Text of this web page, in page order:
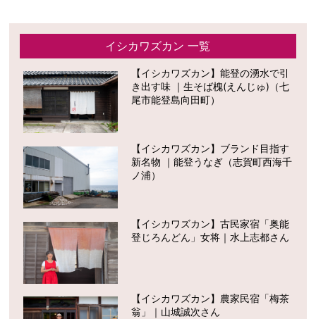
イシカワズカン 一覧
【イシカワズカン】能登の湧水で引
き出す味 ｜生そば槐(えんじゅ)（七
尾市能登島向田町）
【イシカワズカン】ブランド目指す
新名物 ｜能登うなぎ（志賀町西海千
ノ浦）
【イシカワズカン】古民家宿「奥能
登じろんどん」女将｜水上志都さん
【イシカワズカン】農家民宿「梅茶
翁」｜山城誠次さん